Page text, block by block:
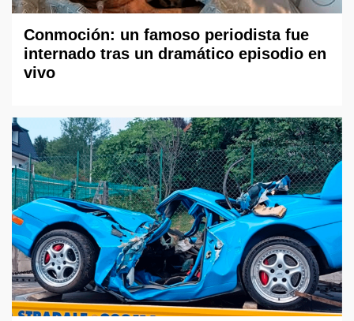
Conmoción: un famoso periodista fue
internado tras un dramático episodio en
vivo